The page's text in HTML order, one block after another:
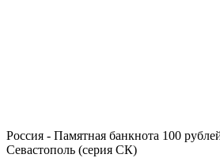
Россия - Памятная банкнота 100
Севастополь (серия СК)